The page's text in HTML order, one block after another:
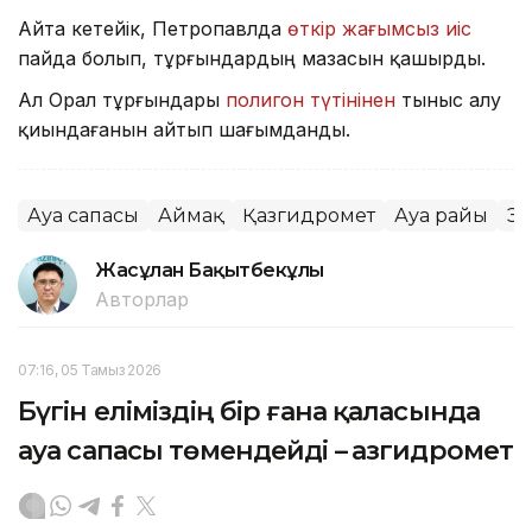
Айта кетейік, Петропавлда өткір жағымсыз иіс
пайда болып, тұрғындардың мазасын қашырды.
Ал Орал тұрғындары полигон түтінінен тыныс алу
қиындағанын айтып шағымданды.
Ауа сапасы Аймақ Қазгидромет Ауа райы
Жасұлан Бақытбекұлы
Авторлар
07:16, 05 Тамыз 2026
Бүгін еліміздің бір ғана қаласында
ауа сапасы төмендейді – Қазгидромет